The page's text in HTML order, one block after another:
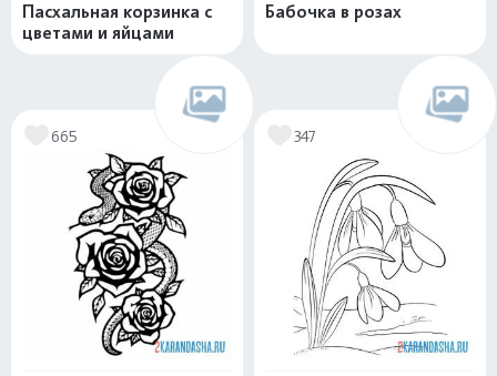
Пасхальная корзинка с
цветами и яйцами
Бабочка в розах
665 347